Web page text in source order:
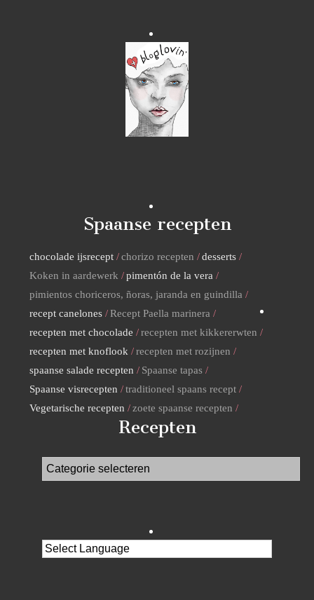
Spaanse recepten
chocolade ijsrecept chorizo recepten
desserts
Koken in aardewerk
pimentón de la vera
pimientos choriceros, ñoras, jaranda en guindilla
recept canelones
Recept Paella marinera
recepten met chocolade
recepten met kikkererwten
recepten met knoflook
recepten met rozijnen
spaanse salade recepten
Spaanse tapas
Spaanse visrecepten
traditioneel spaans recept
Vegetarische recepten
zoete spaanse recepten
Recepten